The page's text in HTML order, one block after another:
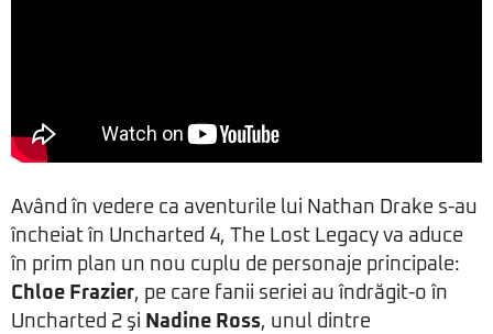
Având în vedere ca aventurile lui Nathan Drake s-au
încheiat în Uncharted 4, The Lost Legacy va aduce
în prim plan un nou cuplu de personaje principale:
Chloe Frazier, pe care fanii seriei au îndrăgit-o în
Uncharted 2 şi Nadine Ross, unul dintre